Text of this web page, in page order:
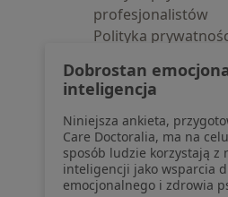
profesjonalistów
Polityka
pozyskaliśmy
Polityka cookies
Jak działają wyniki
Dostępność
O nas
Praca Rekrutujemy!
Dobrostan
inteligencja
Niniejsza ankieta,
Care Doctoralia, ma na
sposób ludzie korzystają z
inteligencji jako wsparcia
emocjonalnego i zdrowia